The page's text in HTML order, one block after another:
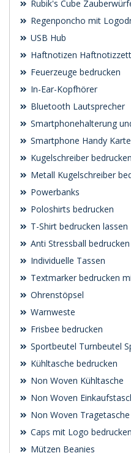
Rubik's Cube
Regenponcho mit
USB Hub
Haftnotizen
Feuerzeuge bedrucken
In-Ear-Kopfhörer
Bluetooth Lautsprecher
Smartphonehalterung
Smartphone Handy
Kugelschreiber bedrucken
Metall Kugelschreiber
Powerbanks
Poloshirts bedrucken
T-Shirt bedrucken lassen
Anti Stressball bedrucken
Individuelle Tassen
Textmarker bedrucken
Ohrenstöpsel
Warnweste
Frisbee bedrucken
Sportbeutel Turnbeutel
Kühltasche bedrucken
Non Woven Kühltasche
Non Woven
Non Woven Tragetasche
Caps mit Logo
Mützen Beanies